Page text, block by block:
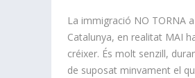
La immigració NO TORNA
Catalunya, en realitat MAI
créixer. És molt senzill,
de suposat minvament el